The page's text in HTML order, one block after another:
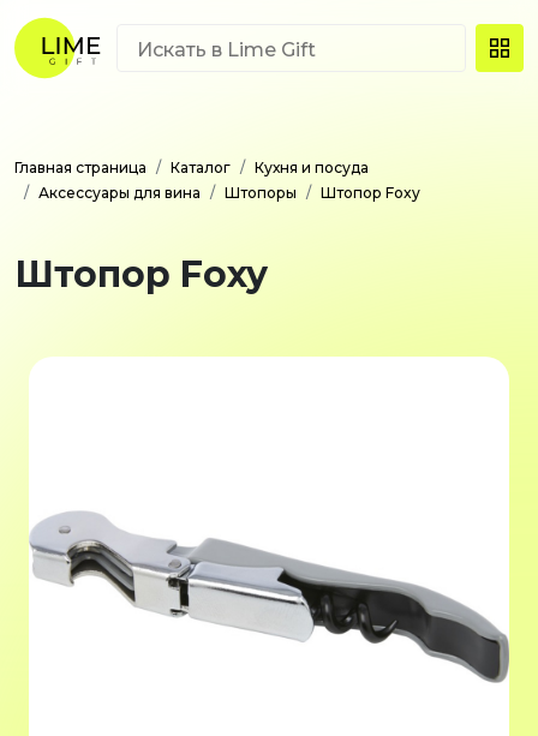
Главная страница Каталог
Кухня и посуда
Аксессуары для вина
Штопоры Штопор Foxy
Штопор Foxy